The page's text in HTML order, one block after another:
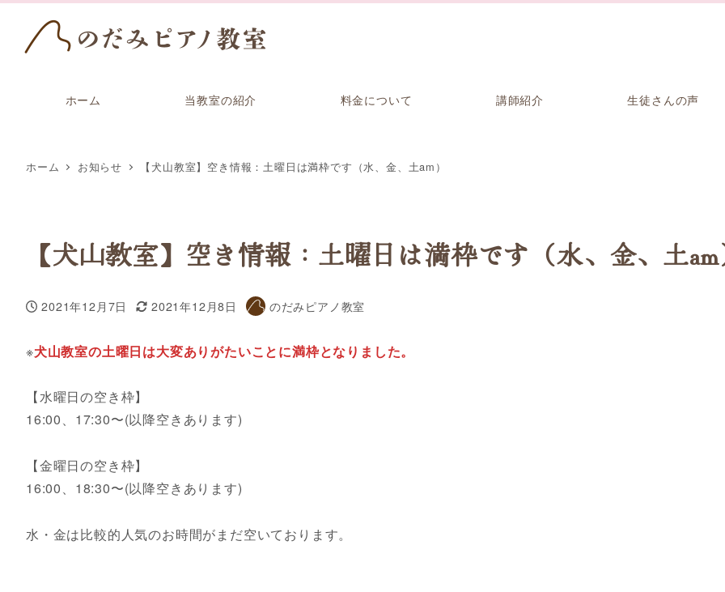
ホーム 当教室の紹介 料金について 講師紹介 生徒さんの声
ホーム お知らせ 【犬山教室】空き情報：土曜日は満枠です（水、金、土am）
【犬山教室】空き情報：土曜日は満枠です（水、金、土
投稿日
2021年12月7日
更新日
2021年12月8日
著
のだみピアノ教室
※犬山教室の土曜日は大変ありがたいことに満枠となりました。
【水曜日の空き枠】
16:00、17:30〜(以降空きあります)
【金曜日の空き枠】
16:00、18:30〜(以降空きあります)
水・金は比較的人気のお時間がまだ空いております。